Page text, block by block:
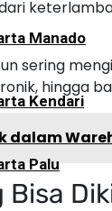
Manado
Kendari
Palu
sering
hingga
dalam